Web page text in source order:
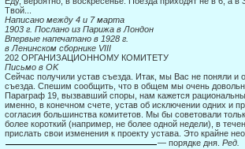
Твой...
Написано между 4 и 7 марта
1903 г. Послано из Парижа в Лондон
Впервые напечатано в 1928 г.
в Ленинском сборнике VIII
202 ОРГАНИЗАЦИОННОМУ КОМИТЕТУ
Письмо в OK
Сейчас получили устав съезда. Итак, мы Вас не поняли и
съезда. Спешим сообщить, что в общем мы очень
Параграф 19, вы­звавший споры, нам кажется
именно, в конечном счете, устав об исключении одних и
согласия большинства комитетов. Мы бы советовали
более ко­роткий (например, не более одной недели), в
прислать свои изменения к проекту устава. Это крайне
— порядке дня. Ред.